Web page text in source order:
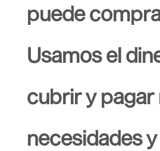
puede
Usamos el
cubrir y pagar
necesidades